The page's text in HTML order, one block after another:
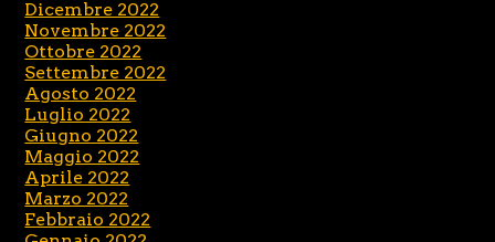
Dicembre 2022
Novembre 2022
Ottobre 2022
Settembre 2022
Agosto 2022
Luglio 2022
Giugno 2022
Maggio 2022
Aprile 2022
Marzo 2022
Febbraio 2022